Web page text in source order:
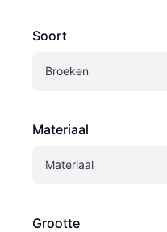
Soort
Broeken
Materiaal
Materiaal
Grootte